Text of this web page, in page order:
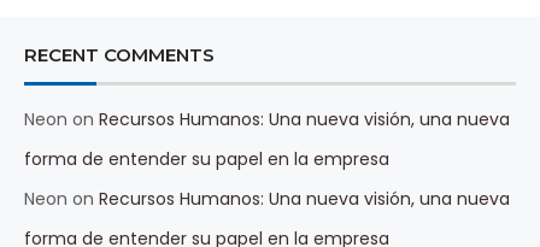
RECENT COMMENTS
Neon on Recursos Humanos: Una nueva visión, una nueva
forma de entender su papel en la empresa
Neon on Recursos Humanos: Una nueva visión, una nueva
forma de entender su papel en la empresa